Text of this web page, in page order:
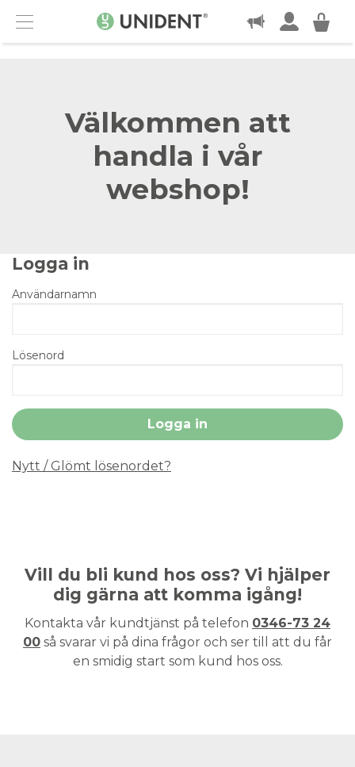
Menu
KONTAKT
Välkommen att
handla i vår
webshop!
Logga in
Användarnamn
Lösenord
Nytt / Glömt lösenordet?
Vill du bli kund hos oss? Vi hjälper
dig gärna att komma igång!
Kontakta vår kundtjänst på telefon 0346-73 24
00 så svarar vi på dina frågor och ser till att du får
en smidig start som kund hos oss.